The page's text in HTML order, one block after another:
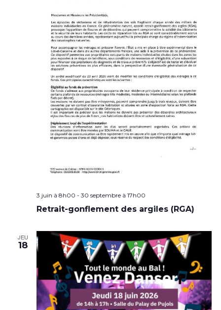
3 juin à 8h00 - 30 septembre à 17h00
Retrait-gonflement des argiles (RGA)
JEU
18